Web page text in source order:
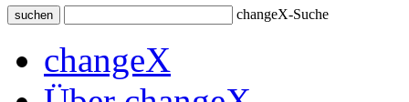
suchen changeX-Suche
changeX